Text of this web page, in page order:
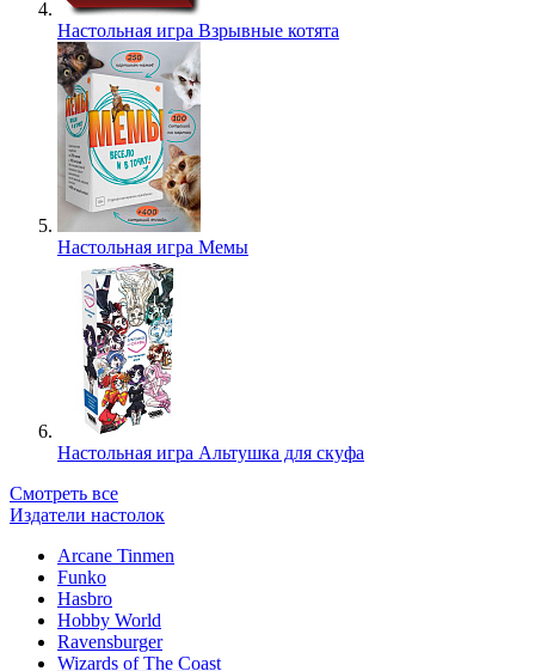
Настольная игра Взрывные котята
Настольная игра Мемы
Настольная игра Альтушка для скуфа
Смотреть все
Издатели настолок
Arcane Tinmen
Funko
Hasbro
Hobby World
Ravensburger
Wizards of The Coast